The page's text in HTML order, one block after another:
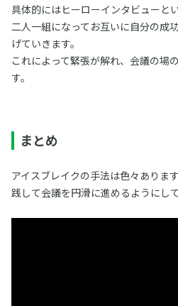
具体的にはヒーローインタビューと
二人一組になってお互いに自分の成
げていきます。
これによって緊張が解れ、会議の場
す。
まとめ
アイスブレイクの手法は色々ありま
践して会議を円滑に進めるようにし